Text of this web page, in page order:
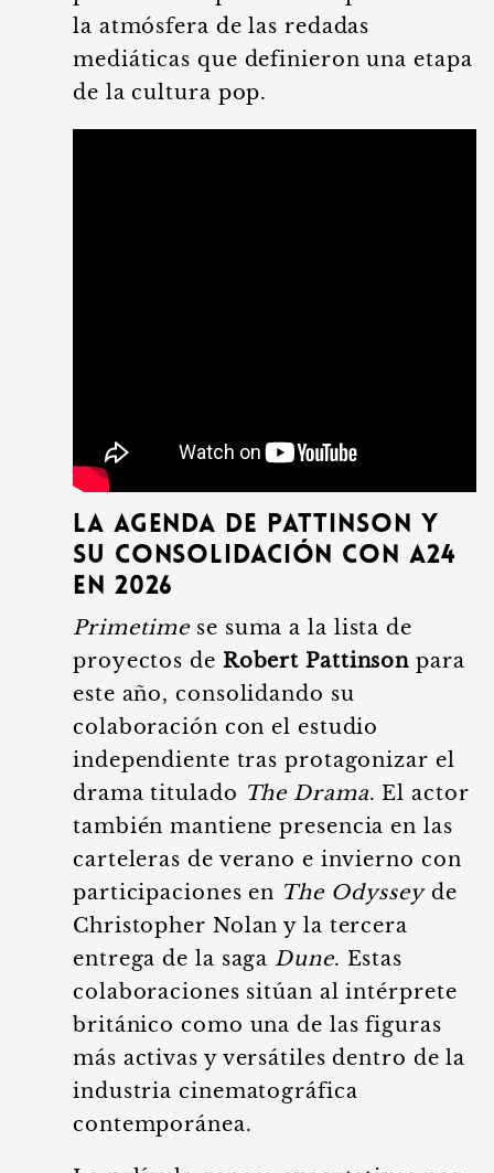
la atmósfera de las redadas
mediáticas que definieron una etapa
de la cultura pop.
La agenda de Pattinson y
su consolidación con A24
en 2026
Primetimese suma a la lista de
proyectos de Robert Pattinson para
este año, consolidando su
colaboración con el estudio
independiente tras protagonizar el
drama titulado The Drama. El actor
también mantiene presencia en las
carteleras de verano e invierno con
participaciones en The Odysseyde
Christopher Nolan y la tercera
entrega de la sagaDune. Estas
colaboraciones sitúan al intérprete
británico como una de las figuras
más activas y versátiles dentro de la
industria cinematográfica
contemporánea.